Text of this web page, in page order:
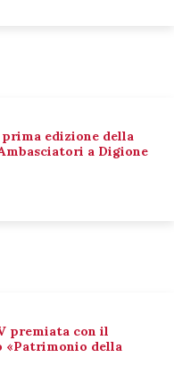
prima edizione della
a Digione
premiata con il
«Patrimonio della